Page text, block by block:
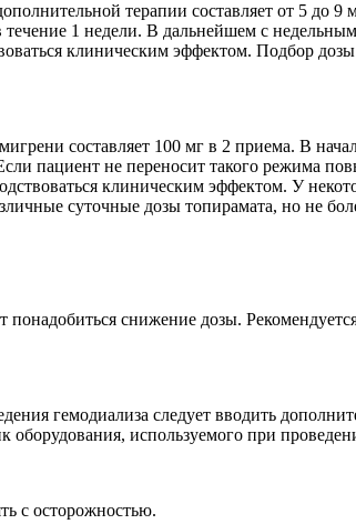
терапии составляет от 5
течение 1 недели. В дальнейшем с
клиническим эффектом. Подбор
составляет 100 мг в 2 приема. В
пациент не переносит такого режима
клиническим эффектом. У
суточные дозы топирамата, но не
снижение дозы.
гемодиализа следует вводить
оборудования, используемого при
с осторожностью.